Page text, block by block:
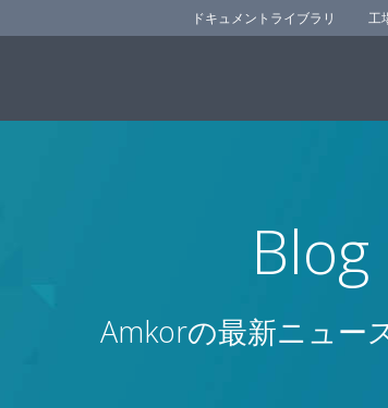
ドキュメントライブラリ 工
Blog
Amkorの最新ニュー